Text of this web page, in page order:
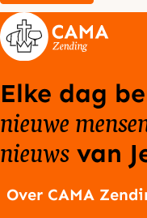
Elke dag
nieuwe
nieuws van
Over CAMA